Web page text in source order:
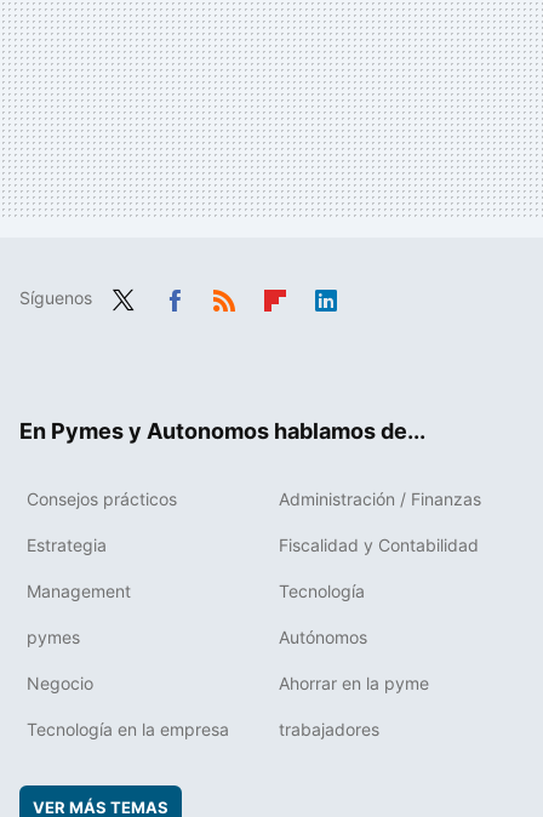
Síguenos
En Pymes y Autonomos hablamos de...
Consejos prácticos Administración / Finanzas
Estrategia Fiscalidad y Contabilidad
Management Tecnología
pymes Autónomos
Negocio Ahorrar en la pyme
Tecnología en la empresa trabajadores
VER MÁS TEMAS